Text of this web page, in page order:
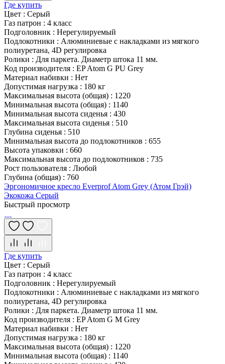
Где купить
Цвет : Серый
Газ патрон : 4 класс
Подголовник : Нерегулируемый
Подлокотники : Алюминиевые с накладками из мягкого
полиуретана, 4D регулировка
Ролики : Для паркета. Диаметр штока 11 мм.
Код производителя : EP Atom G PU Grey
Материал набивки : Нет
Допустимая нагрузка : 180 кг
Максимальная высота (общая) : 1220
Минимальная высота (общая) : 1140
Минимальная высота сиденья : 430
Максимальная высота сиденья : 510
Глубина сиденья : 510
Минимальная высота до подлокотников : 655
Высота упаковки : 660
Максимальная высота до подлокотников : 735
Рост пользователя : Любой
Глубина (общая) : 760
Эргономичное кресло Everprof Atom Grey (Атом Грэй)
Экокожа Серый
Быстрый просмотр
Где купить
Цвет : Серый
Газ патрон : 4 класс
Подголовник : Нерегулируемый
Подлокотники : Алюминиевые с накладками из мягкого
полиуретана, 4D регулировка
Ролики : Для паркета. Диаметр штока 11 мм.
Код производителя : EP Atom G M Grey
Материал набивки : Нет
Допустимая нагрузка : 180 кг
Максимальная высота (общая) : 1220
Минимальная высота (общая) : 1140